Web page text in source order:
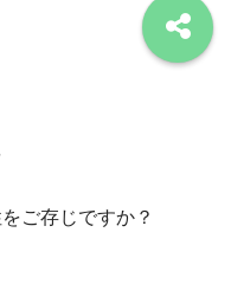
ご存じですか？